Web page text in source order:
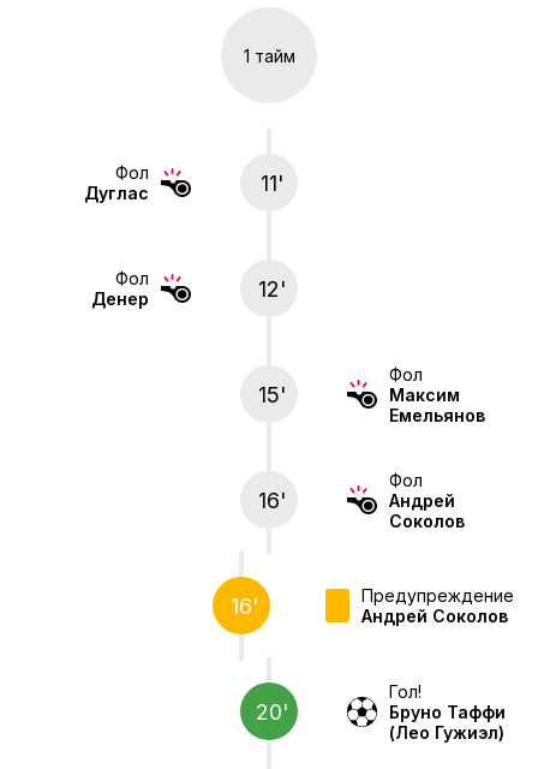
1 тайм
Фол
Дуглас
11'
Фол
Денер
12'
15'
Фол
Максим
Емельянов
16'
Фол
Андрей
Соколов
16'
Предупреждение
Андрей Соколов
20'
Гол!
Бруно Таффи
(Лео Гужиэл)